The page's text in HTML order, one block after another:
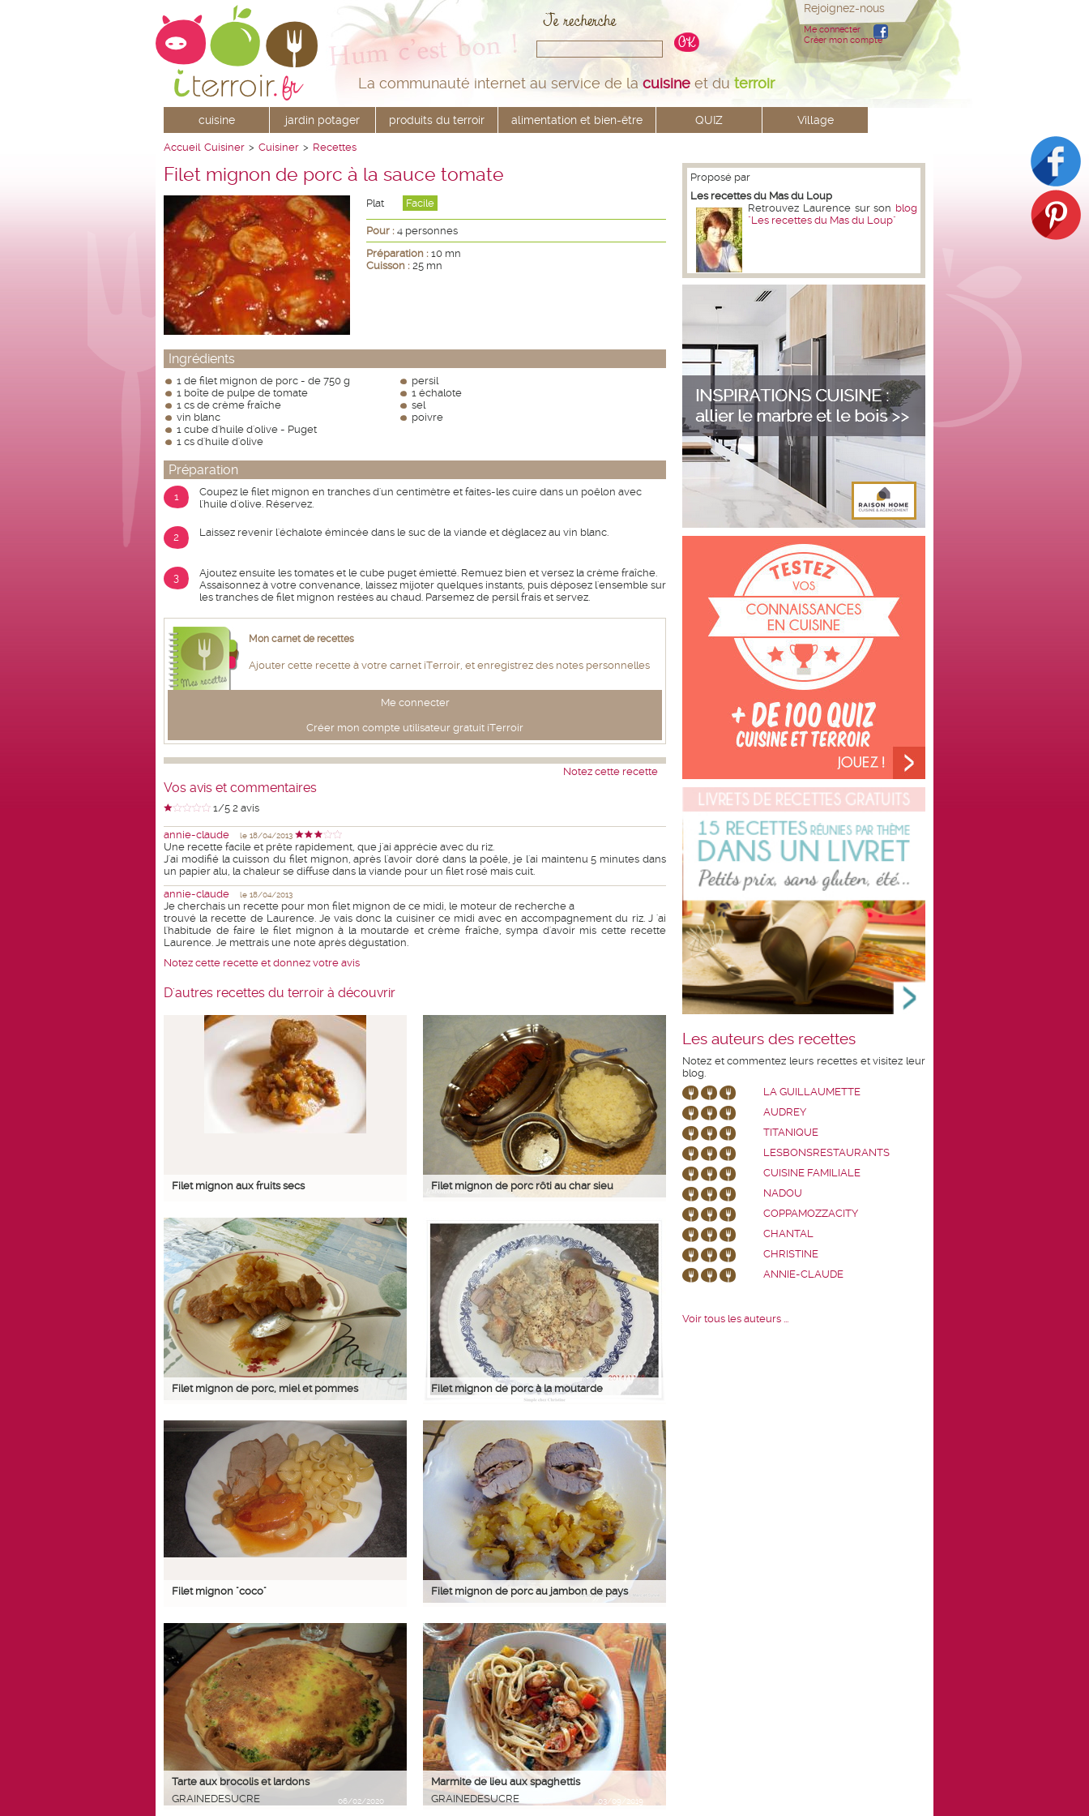
La communauté internet au service de la cuisine et duterroir
Rejoignez-nous
Me connecter
Créer mon compte
cuisine jardin potager produits du terroir alimentation et bien-être QUIZ Village
Accueil Cuisiner > Cuisiner > Recettes
Filet mignon de porc à la sauce tomate
Plat Facile
Pour : 4 personnes
Préparation : 10 mn
Cuisson : 25 mn
Ingrédients
1 de filet mignon de porc - de 750 g
1 boîte de pulpe de tomate
1 cs de crème fraîche
vin blanc
1 cube d'huile d'olive - Puget
1 cs d'huile d'olive
persil
1 échalote
sel
poivre
Préparation
1
Coupez le filet mignon en tranches d'un centimètre et faites-les cuire dans un poêlon avec
l'huile d'olive. Réservez.
2 Laissez revenir l'échalote émincée dans le suc de la viande et déglacez au vin blanc.
3
Ajoutez ensuite les tomates et le cube puget émietté. Remuez bien et versez la crème fraîche.
Assaisonnez à votre convenance, laissez mijoter quelques instants, puis déposez l'ensemble sur
les tranches de filet mignon restées au chaud. Parsemez de persil frais et servez.
Mon carnet de recettes
Ajouter cette recette à votre carnet iTerroir, et enregistrez des notes personnelles
Me connecter
Créer mon compte utilisateur gratuit iTerroir
Notez cette recette
Vos avis et commentaires
1/5 2 avis
annie-claude le 18/04/2013
Une recette facile et prête rapidement, que j'ai apprécie avec du riz.
J'ai modifié la cuisson du filet mignon, après l'avoir doré dans la poêle, je l'ai maintenu 5 minutes dans
un papier alu, la chaleur se diffuse dans la viande pour un filet rosé mais cuit.
annie-claude
le 18/04/2013
Je cherchais un recette pour mon filet mignon de ce midi, le moteur de recherche a
trouvé la recette de Laurence. Je vais donc la cuisiner ce midi avec en accompagnement du riz. J 'ai
l'habitude de faire le filet mignon à la moutarde et crème fraîche, sympa d'avoir mis cette recette
Laurence. Je mettrais une note après dégustation.
Notez cette recette et donnez votre avis
D'autres recettes du terroir à découvrir
Filet mignon aux fruits secs Filet mignon de porc rôti au char sieu
Filet mignon de porc, miel et pommes Filet mignon de porc à la moutarde
Filet mignon "coco" Filet mignon de porc au jambon de pays
Tarte aux brocolis et lardons
GRAINEDESUCRE
06/02/2020
Marmite de lieu aux spaghettis
GRAINEDESUCRE
03/09/2019
Proposé par
Les recettes du Mas du Loup
Retrouvez Laurence sur son blog
"Les recettes du Mas du Loup"
Les auteurs des recettes
Notez et commentez leurs recettes et visitez leur
blog.
LA GUILLAUMETTE
AUDREY
TITANIQUE
LESBONSRESTAURANTS
CUISINE FAMILIALE
NADOU
COPPAMOZZACITY
CHANTAL
CHRISTINE
ANNIE-CLAUDE
Voir tous les auteurs ...